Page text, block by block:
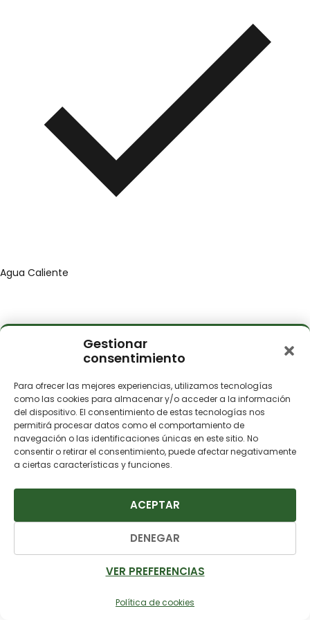
Gestionar
consentimiento
Para ofrecer las mejores experiencias, utilizamos tecnologías
como las cookies para almacenar y/o acceder a la información
del dispositivo. El consentimiento de estas tecnologías nos
permitirá procesar datos como el comportamiento de
navegación o las identificaciones únicas en este sitio. No
consentir o retirar el consentimiento, puede afectar negativamente
a ciertas características y funciones.
ACEPTAR
DENEGAR
VER PREFERENCIAS
Política de cookies
Agua Caliente